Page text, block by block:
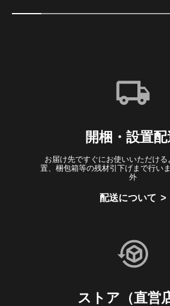
開梱・設置配
お届け先ですぐにお使いいただけ
置、梱包箱等の残材引下げまで行い
外
配送について
ストア（直営